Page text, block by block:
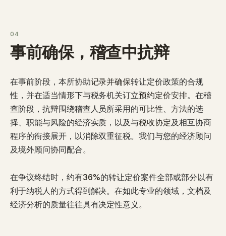
04
事前确保，稽查中抗辩
在事前阶段，本所协助记录并确保转让定价政策的合规
性，并在适当情形下与税务机关订立预约定价安排。在稽
查阶段，抗辩围绕稽查人员所采用的可比性、方法的选
择、职能与风险的经济实质，以及与税收协定及相互协商
程序的衔接展开，以消除双重征税。我们与您的经济顾问
及境外顾问协同配合。
在争议终结时，约有36%的转让定价案件全部或部分以有
利于纳税人的方式得到解决。在如此专业的领域，文档及
经济分析的质量往往具有决定性意义。